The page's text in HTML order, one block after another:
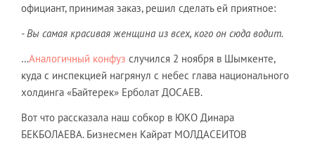
официант, принимая заказ, решил сделать ей приятное:
- Вы самая красивая женщина из всех, кого он сюда водит.
…Аналогичный конфуз случился 2 ноября в Шымкенте,
куда с инспекцией нагрянул с небес глава национального
холдинга «Байтерек» Ерболат ДОСАЕВ.
Вот что рассказала наш собкор в ЮКО Динара
БЕКБОЛАЕВА. Бизнесмен Кайрат МОЛДАСЕИТОВ